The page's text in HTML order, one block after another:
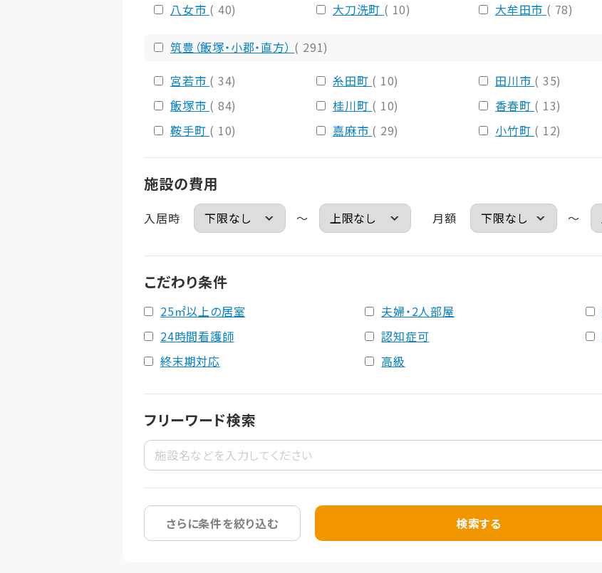
八女市 ( 40) 大刀洗町 ( 10) 大牟田市 ( 78)
筑豊（飯塚・小郡・直方） ( 291)
宮若市 ( 34) 糸田町 ( 10) 田川市 ( 35)
飯塚市 ( 84) 桂川町 ( 10) 香春町 ( 13)
鞍手町 ( 10) 嘉麻市 ( 29) 小竹町 ( 12)
施設の費用
入居時 ～ 月額 ～
こだわり条件
25㎡以上の居室 夫婦・2人部屋
24時間看護師
認知症可
終末期対応
高級
フリーワード検索
さらに条件を絞り込む 検索する